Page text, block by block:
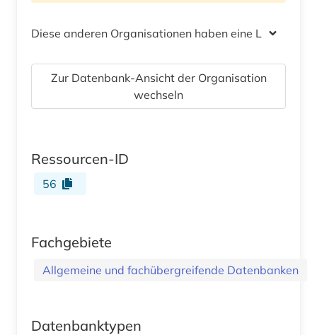
Diese anderen Organisationen haben eine Lizenz
Zur Datenbank-Ansicht der Organisation
wechseln
Ressourcen-ID
56
Fachgebiete
Allgemeine und fachübergreifende Datenbanken
Datenbanktypen